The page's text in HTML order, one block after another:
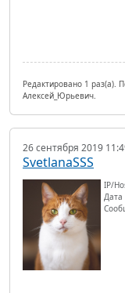
Редактировано 1 раз(а).
Алексей_Юрьевич.
26 сентября 2019
SvetlanaSSS
IP/
Дата